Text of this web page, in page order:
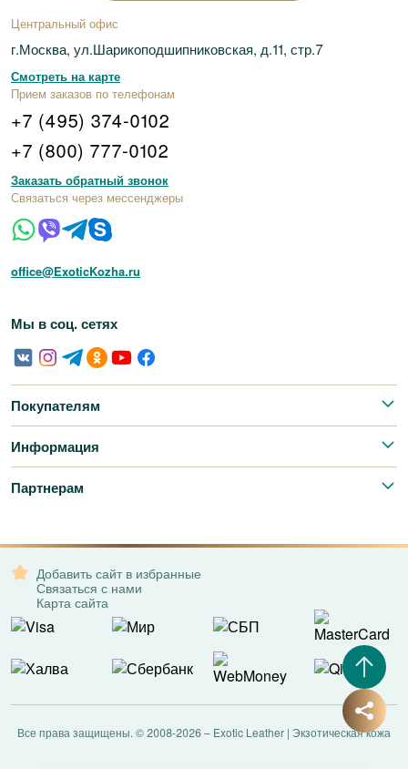
Центральный офис
г.Москва, ул.Шарикоподшипниковская, д.11, стр.7
Смотреть на карте
Прием заказов по телефонам
+7 (495) 374-0102
+7 (800) 777-0102
Заказать обратный звонок
Связаться через мессенджеры
office@ExoticKozha.ru
Мы в соц. сетях
Покупателям
Информация
Партнерам
Добавить сайт в избранные
Связаться с нами
Карта сайта
Все права защищены. © 2008-2026 – Exotic Leather | Экзотическая кожа